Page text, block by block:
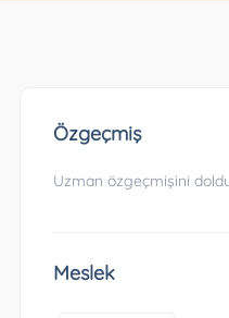
Özgeçmiş
Uzman özgeçmişini
Meslek